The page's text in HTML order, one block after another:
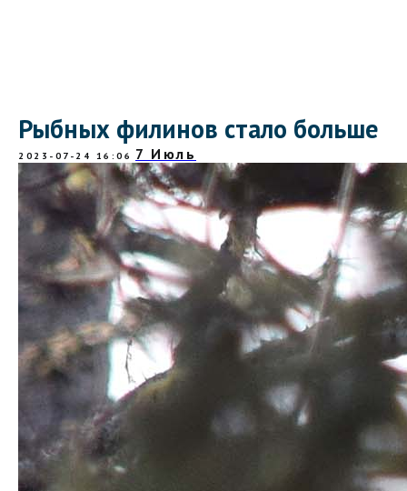
Рыбных филинов стало больше
2023-07-24 16:06 7 Июль